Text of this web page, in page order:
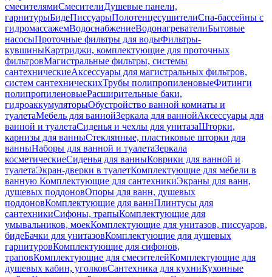
смесителямиСмесителиДушевые панели,
гарнитурыБидеПиссуарыПолотенцесушителиСпа-бассейны с
гидромассажемВодоснабжениеВодонагревателиБытовые
насосыПроточные фильтры для водыФильтры-
кувшиныКартриджи, комплектующие для проточных
фильтровМагистральные фильтры, системы
сантехническиеАксессуары для магистральных фильтров,
систем сантехническихТрубы полипропиленовыеФитинги
полипропиленовыеРасширительные баки,
гидроаккумуляторыОбустройство ванной комнаты и
туалетаМебель для ваннойЗеркала для ваннойАксессуары для
ванной и туалетаСиденья и чехлы для унитазаШторки,
карнизы для ванныСтеклянные, пластиковые шторки для
ванныНаборы для ванной и туалетаЗеркала
косметическиеСиденья для ванныКоврики для ванной и
туалетаЭкран-дверки в туалетКомплектующие для мебели в
ванную Комплектующие для сантехникиЭкраны для ванн,
душевых поддоновОпоры для ванн, душевых
поддоновКомплектующие для ваннПлинтусы для
сантехникиСифоны, трапыКомплектующие для
умывальников, моекКомплектующие для унитазов, писсуаров,
бидеБачки для унитазовКомплектующие для душевых
гарнитуровКомплектующие для сифонов,
траповКомплектующие для смесителейКомплектующие для
душевых кабин, уголковСантехника для кухниКухонные